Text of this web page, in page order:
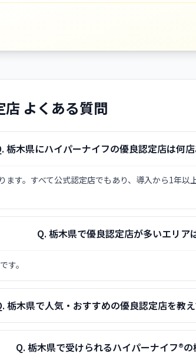
よくある質問
栃木県にハイパーナイフの優良認定店は何
す。すべて公式認定店でもあり、導入から1年
Q.栃木県で優良認定店が多いエリア
す。
栃木県で人気・おすすめの優良認定店を教え
Q.栃木県で受けられるハイパーナイフ®の